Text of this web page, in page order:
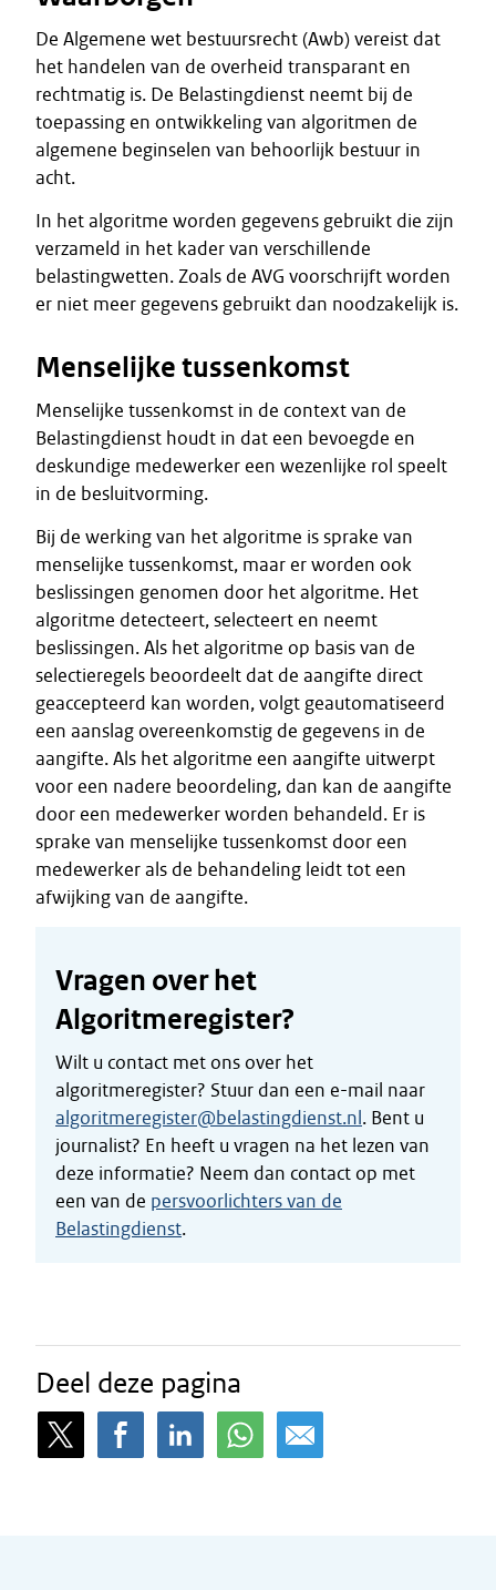
De Algemene wet bestuursrecht (Awb) vereist dat
het handelen van de overheid transparant en
rechtmatig is. De Belastingdienst neemt bij de
toepassing en ontwikkeling van algoritmen de
algemene beginselen van behoorlijk bestuur in
acht.
In het algoritme worden gegevens gebruikt die zijn
verzameld in het kader van verschillende
belastingwetten. Zoals de AVG voorschrijft worden
er niet meer gegevens gebruikt dan noodzakelijk is.
Menselijke tussenkomst
Menselijke tussenkomst in de context van de
Belastingdienst houdt in dat een bevoegde en
deskundige medewerker een wezenlijke rol speelt
in de besluitvorming.
Bij de werking van het algoritme is sprake van
menselijke tussenkomst, maar er worden ook
beslissingen genomen door het algoritme. Het
algoritme detecteert, selecteert en neemt
beslissingen. Als het algoritme op basis van de
selectieregels beoordeelt dat de aangifte direct
geaccepteerd kan worden, volgt geautomatiseerd
een aanslag overeenkomstig de gegevens in de
aangifte. Als het algoritme een aangifte uitwerpt
voor een nadere beoordeling, dan kan de aangifte
door een medewerker worden behandeld. Er is
sprake van menselijke tussenkomst door een
medewerker als de behandeling leidt tot een
afwijking van de aangifte.
Vragen over het
Algoritmeregister?
Wilt u contact met ons over het
algoritmeregister? Stuur dan een e-mail naar
algoritmeregister@belastingdienst.nl . Bent u
journalist? En heeft u vragen na het lezen van
deze informatie? Neem dan contact op met
een van de persvoorlichters van de
Belastingdienst.
Deel deze pagina